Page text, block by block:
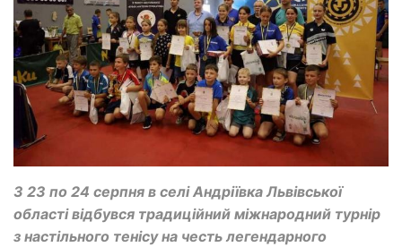
З 23 по 24 серпня в селі Андріївка Львівської
області відбувся традиційний міжнародний турнір
з настільного тенісу на честь легендарного